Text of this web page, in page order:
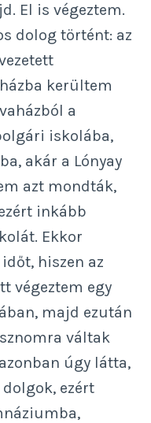
El is végeztem.
dolog történt: az
kerültem
a
iskolába,
akár a Lónyay
azt mondták,
inkább
Ekkor
hiszen az
végeztem egy
majd ezután
váltak
úgy látta,
ezért